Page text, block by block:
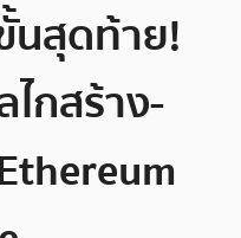
นสุดท้าย!
กสร้าง-